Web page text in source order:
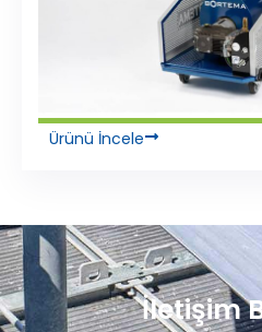
Ürünü İncele
İletişim